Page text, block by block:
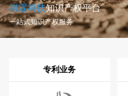
祺霖科技知识产权平台
一站式知识产权服务
专利业务